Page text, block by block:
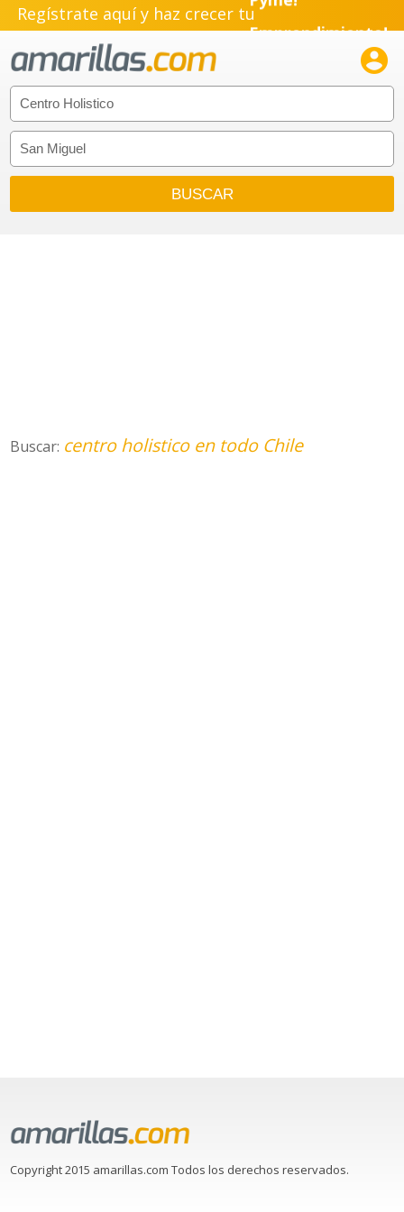
Regístrate aquí y haz crecer tuEmprendimiento!

Buscar: centro holistico en todo Chile
Copyright 2015 amarillas.com Todos los derechos reservados.